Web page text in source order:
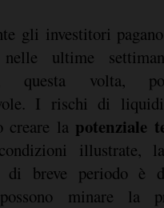
gli investitori
ultime
questa volta,
I rischi di
creare la potenziale
illustrate,
di breve periodo è
minare la
dei prestiti